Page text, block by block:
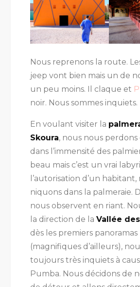
Nous reprenons la route.
jeep vont bien mais un de
un peu moins. Il claque et
noir. Nous sommes inquiets.
En voulant visiter la
Skoura, nous nous
dans l’immensité des
beau mais c’est un vrai
l’autorisation d’un
niquons dans la palmeraie.
nous observent en riant.
la direction de laVallée
dès les premiers panoramas
(magnifiques d’ailleurs),
toujours très inquiets à
Pumba. Nous décidons de